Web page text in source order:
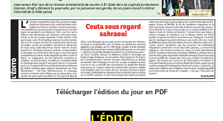
Télécharger l'édition du jour en PDF
L'ÉDITO